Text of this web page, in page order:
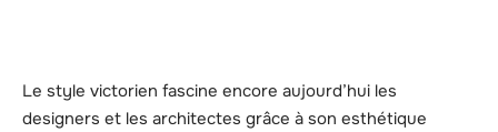
Le style victorien fascine encore aujourd’hui les
designers et les architectes grâce à son esthétique